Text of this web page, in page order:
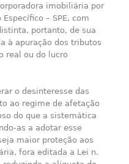
imobiliária por
– SPE, com
portanto, de sua
à apuração dos tributos
real ou do lucro
o desinteresse das
ao regime de afetação
do que a sistemática
as a adotar esse
maior proteção aos
fora editada a Lei n.